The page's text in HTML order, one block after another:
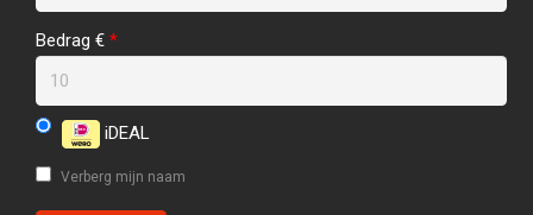
Bedrag € *
iDEAL
Verberg mijn naam